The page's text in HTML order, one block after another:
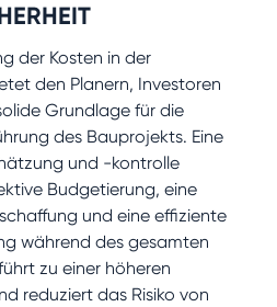
der Kosten in der
den Planern, Investoren
Grundlage für die
des Bauprojekts. Eine
und -kontrolle
Budgetierung, eine
und eine effiziente
während des gesamten
zu einer höheren
reduziert das Risiko von